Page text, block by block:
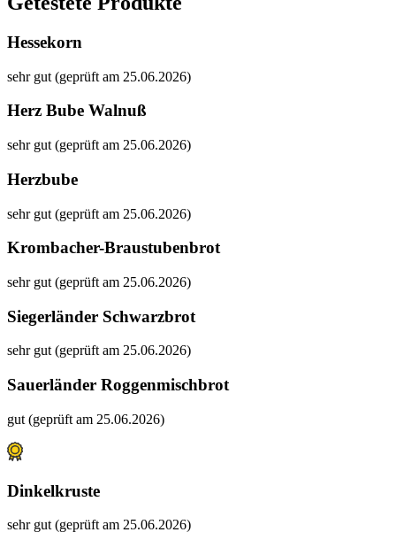
Hessekorn
sehr gut (geprüft am 25.06.2026)
Herz Bube Walnuß
sehr gut (geprüft am 25.06.2026)
Herzbube
sehr gut (geprüft am 25.06.2026)
Krombacher-Braustubenbrot
sehr gut (geprüft am 25.06.2026)
Siegerländer Schwarzbrot
sehr gut (geprüft am 25.06.2026)
Sauerländer Roggenmischbrot
gut (geprüft am 25.06.2026)
Dinkelkruste
sehr gut (geprüft am 25.06.2026)